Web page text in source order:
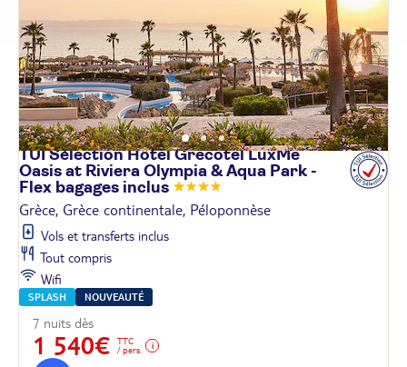
TUI Sélection Hôtel Grecotel LuxMe
Oasis at Riviera Olympia & Aqua Park -
Flex bagages inclus
Grèce, Grèce continentale, Péloponnèse
Vols et transferts inclus
Tout compris
Wifi
SPLASH NOUVEAUTÉ
7 nuits dès
1 540€
TTC
/ pers.